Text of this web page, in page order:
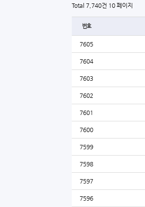
Total 7,740건 10 페이지
번호
7605
7604
7603
7602
7601
7600
7599
7598
7597
7596